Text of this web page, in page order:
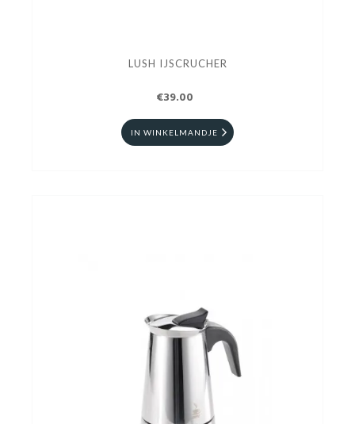
LUSH IJSCRUCHER
€39.00
IN WINKELMANDJE